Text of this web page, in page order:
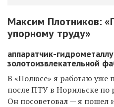
Максим Плотников:
упорному труду»
аппаратчик-
золотоизвлекательной
В «Полюсе» я работаю уже
после ПТУ в Норильске по
Он посоветовал — я пошел